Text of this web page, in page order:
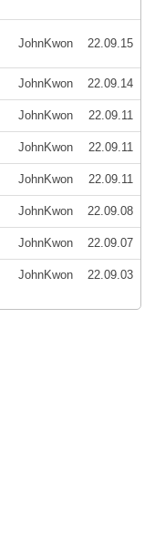
JohnKwon 22.09.15
JohnKwon 22.09.14
JohnKwon 22.09.11
JohnKwon 22.09.11
JohnKwon 22.09.11
JohnKwon 22.09.08
JohnKwon 22.09.07
JohnKwon 22.09.03